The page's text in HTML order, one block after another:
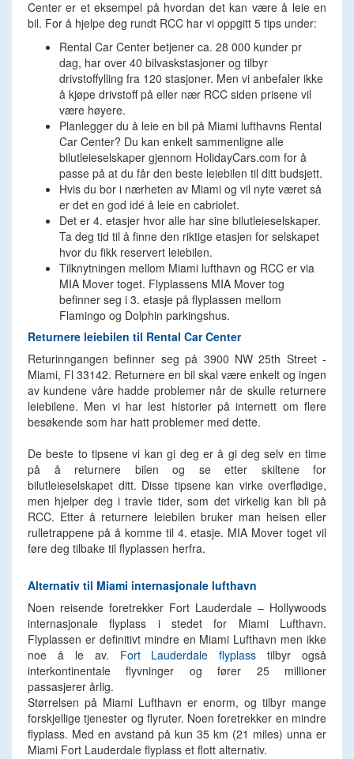
Center er et eksempel på hvordan det kan være å leie en
bil. For å hjelpe deg rundt RCC har vi oppgitt 5 tips under:
Rental Car Center betjener ca. 28 000 kunder pr
dag, har over 40 bilvaskstasjoner og tilbyr
drivstoffylling fra 120 stasjoner. Men vi anbefaler ikke
å kjøpe drivstoff på eller nær RCC siden prisene vil
være høyere.
Planlegger du å leie en bil på Miami lufthavns Rental
Car Center? Du kan enkelt sammenligne alle
bilutleieselskaper gjennom HolidayCars.com for å
passe på at du får den beste leiebilen til ditt budsjett.
Hvis du bor i nærheten av Miami og vil nyte været så
er det en god idé å leie en cabriolet.
Det er 4. etasjer hvor alle har sine bilutleieselskaper.
Ta deg tid til å finne den riktige etasjen for selskapet
hvor du fikk reservert leiebilen.
Tilknytningen mellom Miami lufthavn og RCC er via
MIA Mover toget. Flyplassens MIA Mover tog
befinner seg i 3. etasje på flyplassen mellom
Flamingo og Dolphin parkingshus.
Returnere leiebilen til Rental Car Center
Returinngangen befinner seg på 3900 NW 25th Street -
Miami, Fl 33142. Returnere en bil skal være enkelt og ingen
av kundene våre hadde problemer når de skulle returnere
leiebilene. Men vi har lest historier på internett om flere
besøkende som har hatt problemer med dette.
De beste to tipsene vi kan gi deg er å gi deg selv en time
på å returnere bilen og se etter skiltene for
bilutleieselskapet ditt. Disse tipsene kan virke overflødige,
men hjelper deg i travle tider, som det virkelig kan bli på
RCC. Etter å returnere leiebilen bruker man heisen eller
rulletrappene på å komme til 4. etasje. MIA Mover toget vil
føre deg tilbake til flyplassen herfra.
Alternativ til Miami internasjonale lufthavn
Noen reisende foretrekker Fort Lauderdale – Hollywoods
internasjonale flyplass i stedet for Miami Lufthavn.
Flyplassen er definitivt mindre en Miami Lufthavn men ikke
noe å le av. Fort Lauderdale flyplass tilbyr også
interkontinentale flyvninger og fører 25 millioner
passasjerer årlig.
Størrelsen på Miami Lufthavn er enorm, og tilbyr mange
forskjellige tjenester og flyruter. Noen foretrekker en mindre
flyplass. Med en avstand på kun 35 km (21 miles) unna er
Miami Fort Lauderdale flyplass et flott alternativ.